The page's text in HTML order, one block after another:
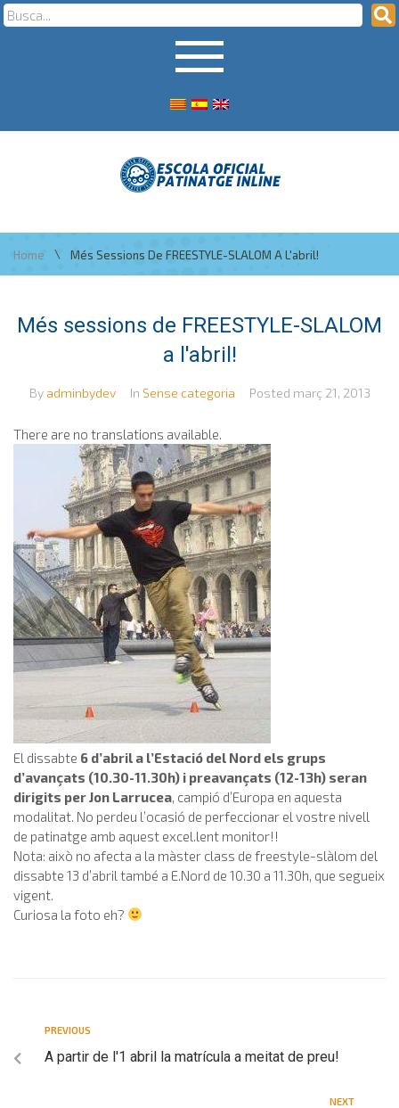
Home \ Més Sessions De FREESTYLE-SLALOM A L'abril!
Més sessions de FREESTYLE-SLALOM
a l'abril!
By adminbydev In Sense categoria Posted març 21, 2013
There are no translations available.
El dissabte 6 d’abril a l’Estació del Nord els grups
d’avançats (10.30-11.30h) i preavançats (12-13h) seran
dirigits per Jon Larrucea, campió d’Europa en aquesta
modalitat. No perdeu l’ocasió de perfeccionar el vostre nivell
de patinatge amb aquest excel.lent monitor!!
Nota: això no afecta a la màster class de freestyle-slàlom del
dissabte 13 d’abril també a E.Nord de 10.30 a 11.30h, que segueix
vigent.
Curiosa la foto eh?
PREVIOUS
A partir de l'1 abril la matrícula a meitat de preu!
NEXT